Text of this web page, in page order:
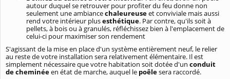
autour duquel se retrouver pour profiter du feu donne non
seulement une ambiancechaleureuseet conviviale mais aussi
rend votre intérieur plusesthétique. Par contre, qu'ils soit à
pellets, à bois ou à granulés, réfléchissez bien à l'emplacement de
celui-ci pour maximiser son rendement
S'agissant de la mise en place d'un système entièrement neuf, le relier
au reste de votre installation sera relativement élémentaire. Il est
simplement nécessaire que votre habitation soit dotée d'un conduit
de cheminéeen état de marche, auquel le poêlesera raccordé.